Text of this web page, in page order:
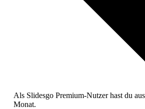
Als Slidesgo Premium-Nutzer hast du
Monat.